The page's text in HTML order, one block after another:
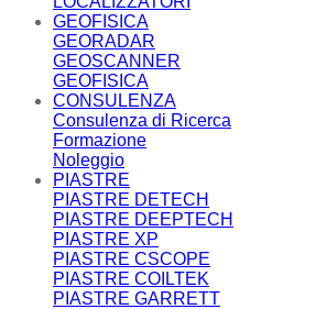
GEOFISICA
GEORADAR
GEOSCANNER
GEOFISICA
CONSULENZA
Consulenza di Ricerca
Formazione
Noleggio
PIASTRE
PIASTRE DETECH
PIASTRE DEEPTECH
PIASTRE XP
PIASTRE CSCOPE
PIASTRE COILTEK
PIASTRE GARRETT